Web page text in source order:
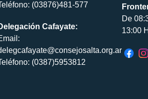
(03876)481-577
Cafayate:
(0387)5953812
De
13:00